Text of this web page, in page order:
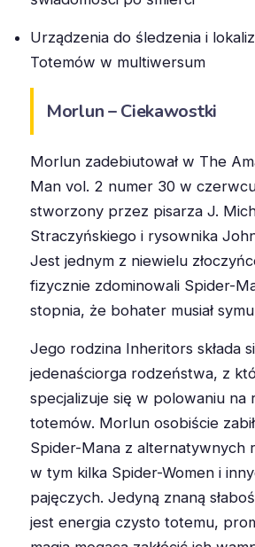
Urządzenia do śledzenia i
Totemów w multiwersum
Morlun – Ciekawostki
Morlun zadebiutował w The
Man vol. 2 numer 30 w
stworzony przez pisarza J.
Straczyńskiego i rysownika
Jest jednym z niewielu
fizycznie zdominowali Spider-
stopnia, że bohater musiał
Jego rodzina Inheritors składa
jedenaściorga rodzeństwa, z
specjalizuje się w polowaniu na
totemów. Morlun osobiście
Spider-Mana z alternatywnych
w tym kilka Spider-Women i
pajęczych. Jedyną znaną
jest energia czysto totemu,